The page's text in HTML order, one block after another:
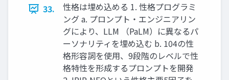
33.
性格は埋め込める 1. 性格プログラミ
ング a. プロンプト・エンジニアリン
グにより、LLM （PaLM）に異なるパ
ーソナリティを埋め込む b. 104の性
格形容詞を使用、9段階のレベルで性
格特性を形成するプロンプトを開発